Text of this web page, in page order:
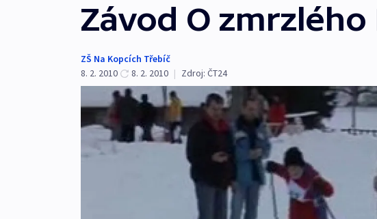
Závod O
ZŠ Na Kopcích Třebíč
8. 2. 2010
8. 2. 2010 | Zdroj: ČT24